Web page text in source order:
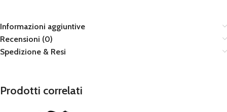
Informazioni aggiuntive
Recensioni (0)
Spedizione & Resi
Prodotti correlati